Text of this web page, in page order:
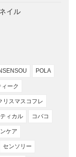
イル
POLA
ィーク
リスマスコフレ
ィカル コバコ
ケア
センソリー